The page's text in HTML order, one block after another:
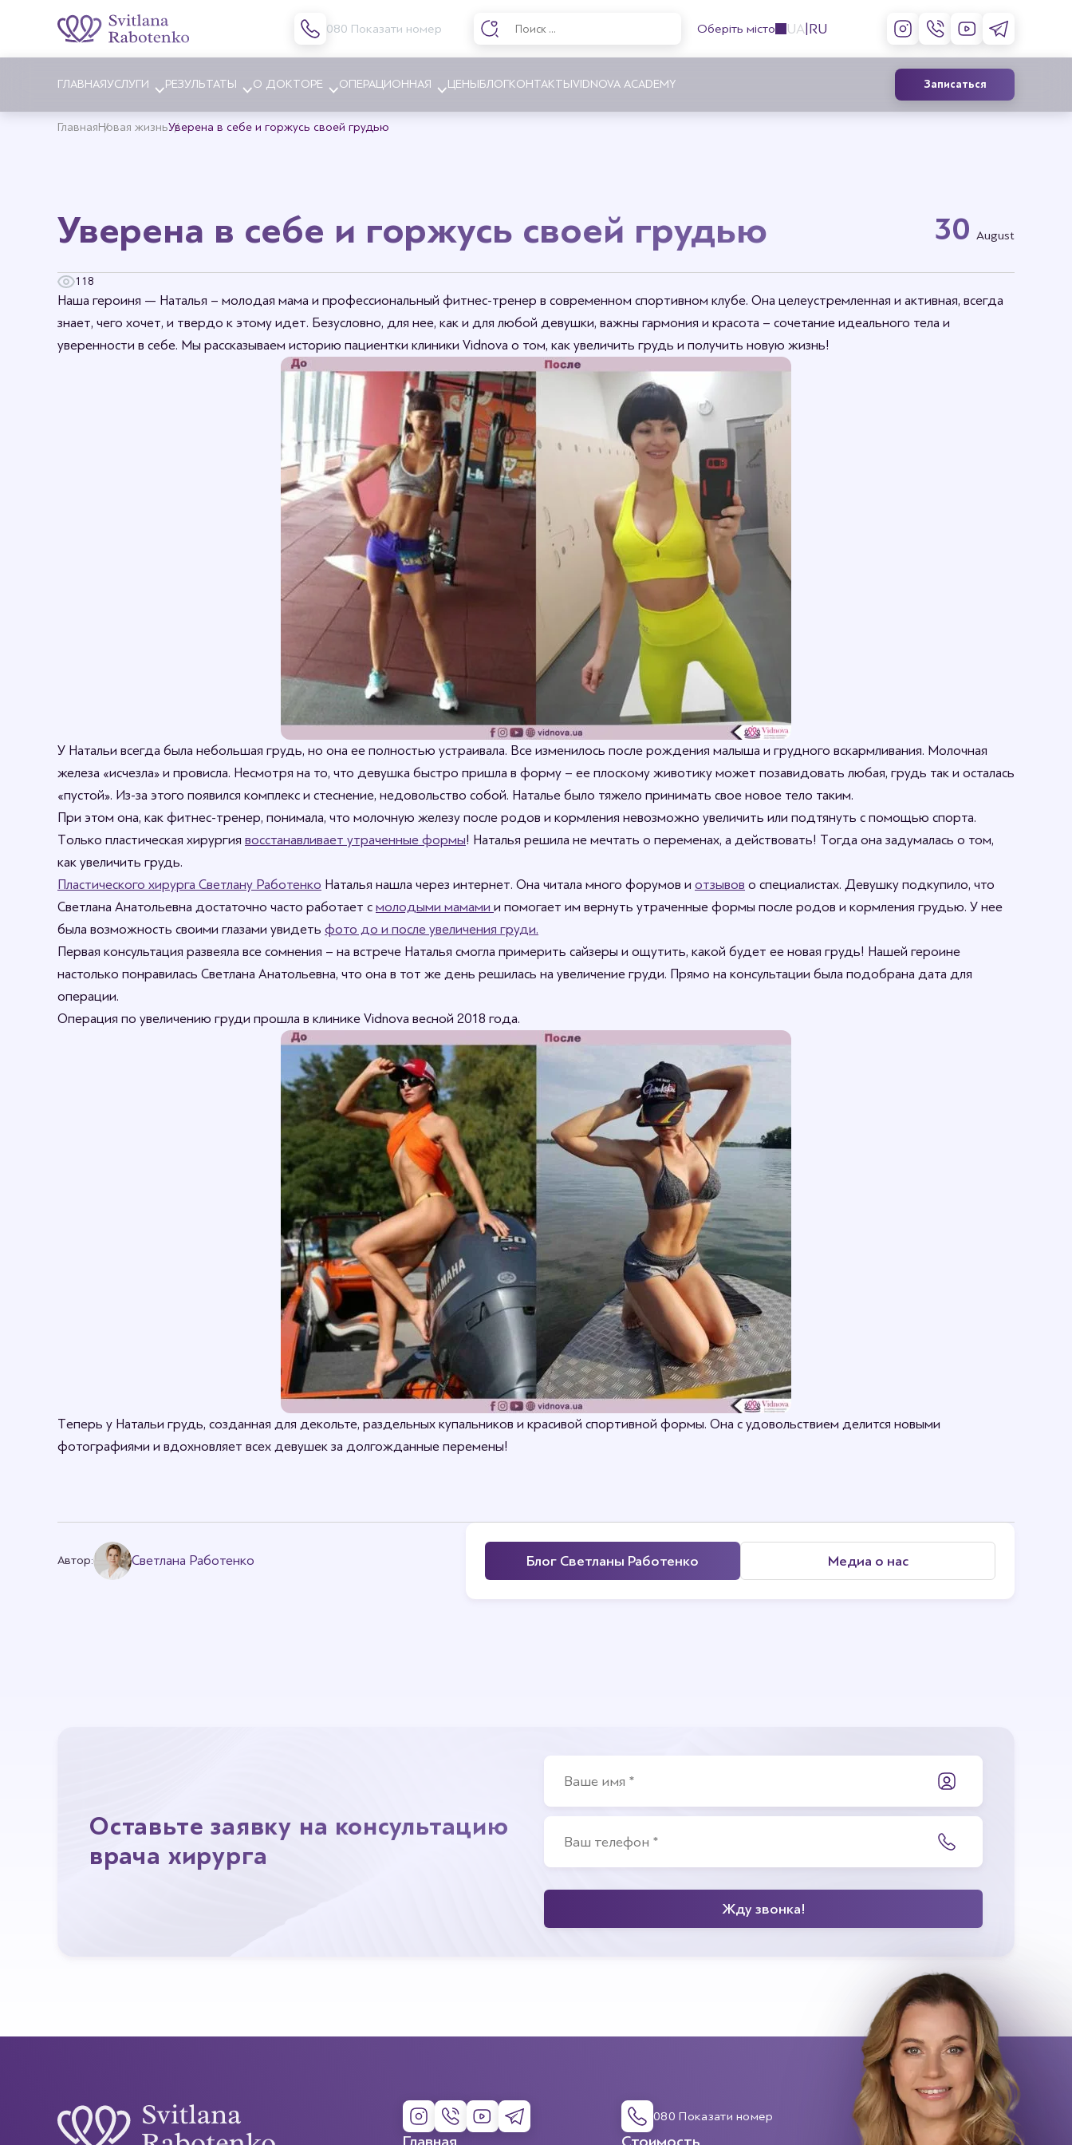
080 Показати номер Оберіть місто UA RU
ГЛАВНАЯУСЛУГИ
бровей
Подтяжка лица и шеи
Платизмопластика (подтяжка
шеи)
Липофилинг лица
Подтяжка груди
Коррекция соска и ареолы
Коррекция асимметрии груди
Липофилинг груди
Лечение гинекомастии
Замена грудных имплантов
Удаление грудных имплантов
Интимная пластика
Инъекции ботокса
Коррекция губ
Лечение гипергидроза
РЕЗУЛЬТАТЫ О ДОКТОРЕ ОПЕРАЦИОННАЯ ЦЕНЫБЛОГКОНТАКТЫVIDNOVA ACADEMY Записаться
ГлавнаяНовая жизньУверена в себе и горжусь своей грудью
Уверена в себе и горжусь своей грудью 30 August
118
Наша героиня — Наталья – молодая мама и профессиональный фитнес-тренер в современном спортивном клубе. Она целеустремленная и активная, всегда
знает, чего хочет, и твердо к этому идет. Безусловно, для нее, как и для любой девушки, важны гармония и красота – сочетание идеального тела и
уверенности в себе. Мы рассказываем историю пациентки клиники Vidnova о том, как увеличить грудь и получить новую жизнь!
У Натальи всегда была небольшая грудь, но она ее полностью устраивала. Все изменилось после рождения малыша и грудного вскармливания. Молочная
железа «исчезла» и провисла. Несмотря на то, что девушка быстро пришла в форму – ее плоскому животику может позавидовать любая, грудь так и осталась
«пустой». Из-за этого появился комплекс и стеснение, недовольство собой. Наталье было тяжело принимать свое новое тело таким.
При этом она, как фитнес-тренер, понимала, что молочную железу после родов и кормления невозможно увеличить или подтянуть с помощью спорта.
Только пластическая хирургия восстанавливает утраченные формы! Наталья решила не мечтать о переменах, а действовать! Тогда она задумалась о том,
как увеличить грудь.
Пластического хирурга Светлану Работенко Наталья нашла через интернет. Она читала много форумов и отзывов о специалистах. Девушку подкупило, что
Светлана Анатольевна достаточно часто работает с молодыми мамами и помогает им вернуть утраченные формы после родов и кормления грудью. У нее
была возможность своими глазами увидеть фото до и после увеличения груди.
Первая консультация развеяла все сомнения – на встрече Наталья смогла примерить сайзеры и ощутить, какой будет ее новая грудь! Нашей героине
настолько понравилась Светлана Анатольевна, что она в тот же день решилась на увеличение груди. Прямо на консультации была подобрана дата для
операции.
Операция по увеличению груди прошла в клинике Vidnova весной 2018 года.
Теперь у Натальи грудь, созданная для декольте, раздельных купальников и красивой спортивной формы. Она с удовольствием делится новыми
фотографиями и вдохновляет всех девушек за долгожданные перемены!
Автор: Светлана Работенко Блог Светланы Работенко Медиа о нас
Оставьте заявку на консультацию
врача хирурга
080 Показати номер